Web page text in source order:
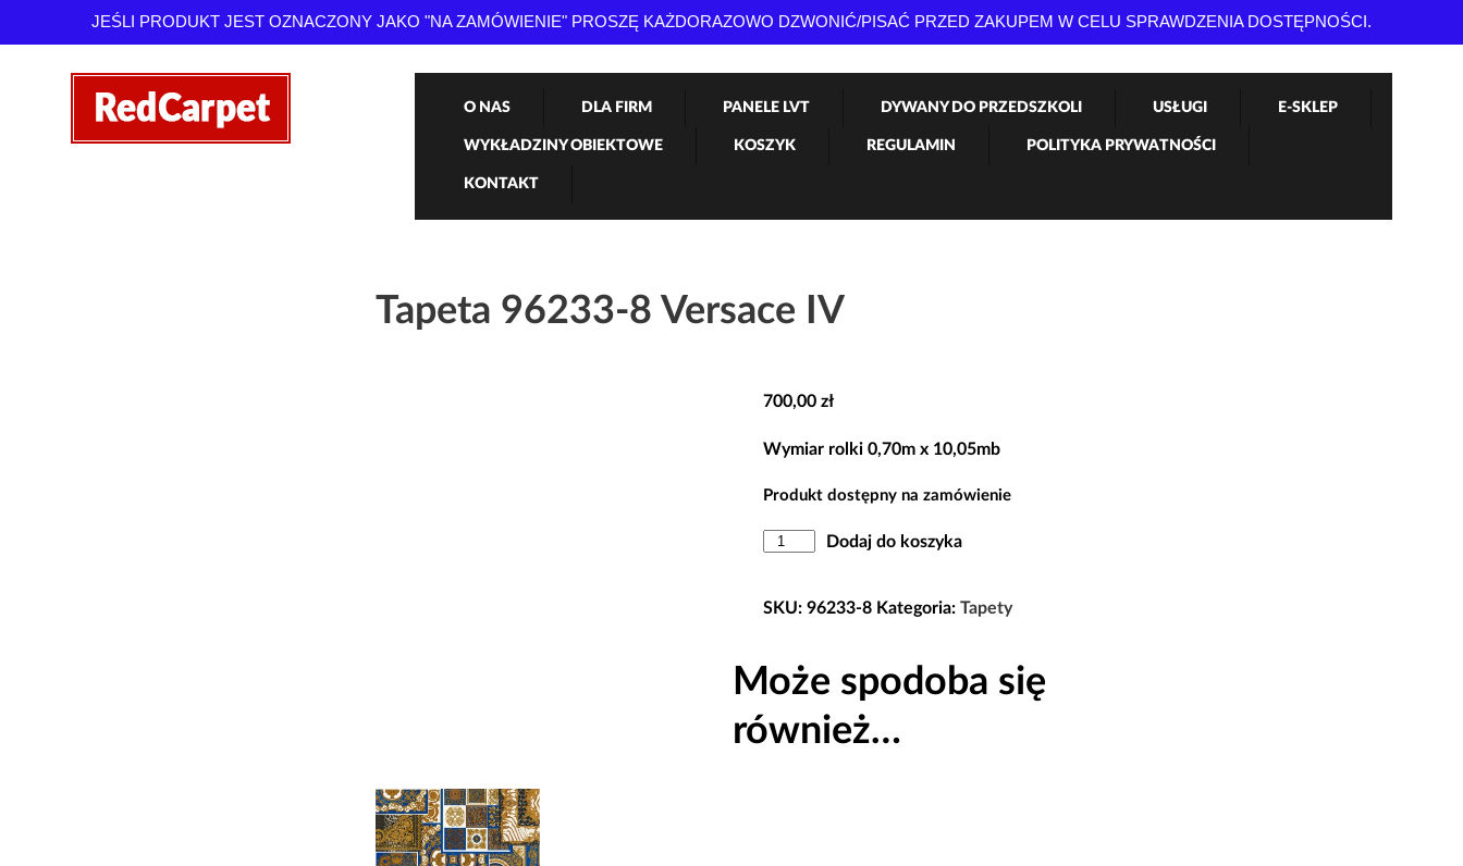
JEŚLI PRODUKT JEST OZNACZONY JAKO "NA ZAMÓWIENIE" PROSZĘ KAŻDORAZOWO DZWONIĆ/PISAĆ PRZED ZAKUPEM W CELU SPRAWDZENIA DOSTĘPNOŚCI.
O NAS DLA FIRM PANELE LVT DYWANY DO PRZEDSZKOLI USŁUGI E-SKLEP
WYKŁADZINY OBIEKTOWE KOSZYK REGULAMIN POLITYKA PRYWATNOŚCI
KONTAKT
Tapeta 96233-8 Versace IV
700,00 zł
Wymiar rolki 0,70m x 10,05mb
Produkt dostępny na zamówienie
ilość
96233-
Versace
IV
Dodaj do koszyka
SKU: 96233-8 Kategoria: Tapety
Może spodoba się
również…